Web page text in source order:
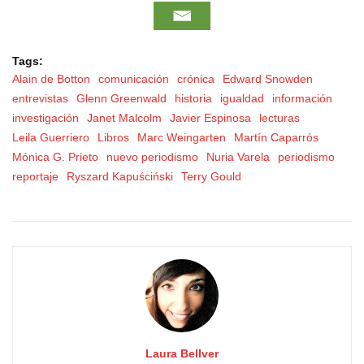
Tags:
Alain de Botton
comunicación crónica
Edward Snowden
entrevistas
Glenn Greenwald historia igualdad
información
investigación
Janet Malcolm Javier Espinosa
lecturas
Leila Guerriero
Libros Marc Weingarten
Martín Caparrós
Mónica G. Prieto
nuevo periodismo Nuria Varela
periodismo
reportaje
Ryszard Kapuściński Terry Gould
Laura Bellver